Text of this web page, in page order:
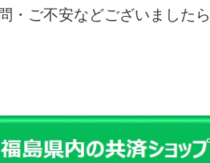
・ご不安などございました